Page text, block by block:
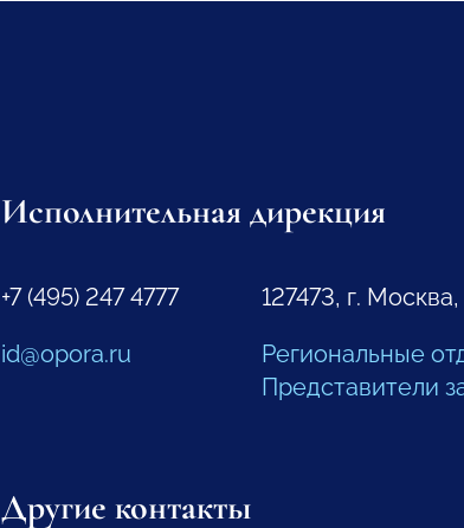
Исполнительная дирекция
+7 (495) 247 4777
id@opora.ru
127473, г.
Региональные
Представители
Другие контакты